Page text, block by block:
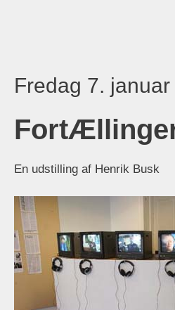
Fredag 7.
En udstilling af Henrik Busk